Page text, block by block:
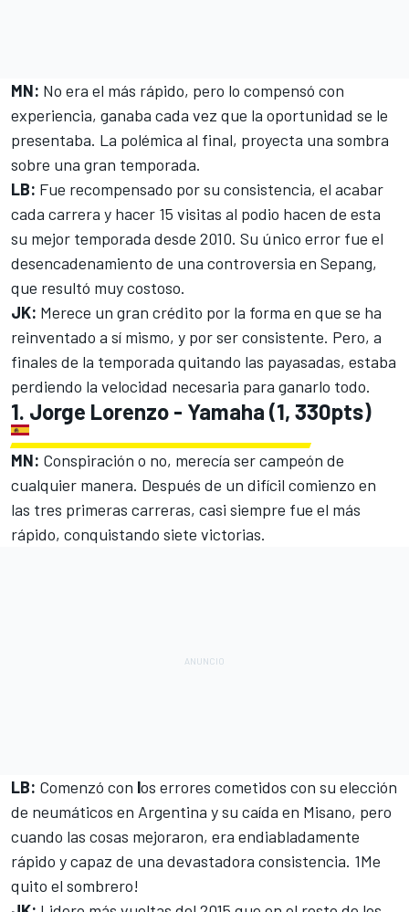
MN: No era el más rápido, pero lo compensó con
experiencia, ganaba cada vez que la oportunidad se le
presentaba. La polémica al final, proyecta una sombra
sobre una gran temporada.
LB: Fue recompensado por su consistencia, el acabar
cada carrera y hacer 15 visitas al podio hacen de esta
su mejor temporada desde 2010. Su único error fue el
desencadenamiento de una controversia en Sepang,
que resultó muy costoso.
JK: Merece un gran crédito por la forma en que se ha
reinventado a sí mismo, y por ser consistente. Pero, a
finales de la temporada quitando las payasadas, estaba
perdiendo la velocidad necesaria para ganarlo todo.
1. Jorge Lorenzo - Yamaha (1, 330pts)
MN: Conspiración o no, merecía ser campeón de
cualquier manera. Después de un difícil comienzo en
las tres primeras carreras, casi siempre fue el más
rápido, conquistando siete victorias.
LB: Comenzó con los errores cometidos con su elección
de neumáticos en Argentina y su caída en Misano, pero
cuando las cosas mejoraron, era endiabladamente
rápido y capaz de una devastadora consistencia. 1Me
quito el sombrero!